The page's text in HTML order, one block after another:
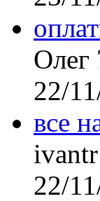
Олег
22/
все
ivantr
22/